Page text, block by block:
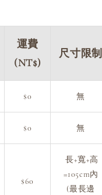
運費
(NT$)
尺寸限制
$0 無
$0 無
$60
長+寬+高
=105cm內
(最長邊